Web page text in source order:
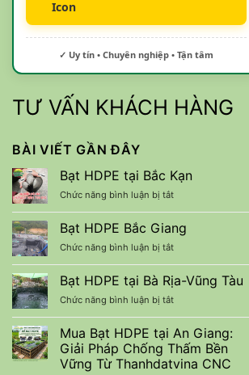
✓ Uy tín • Chuyên nghiệp • Tận tâm
TƯ VẤN KHÁCH HÀNG
BÀI VIẾT GẦN ĐÂY
Bạt HDPE tại Bắc Kạn
Chức năng bình luận bị tắtở
tại
Bắc
Kạn
Bạt HDPE Bắc Giang
Chức năng bình luận bị tắtở
HDPE
Bắc
Giang
Bạt HDPE tại Bà Rịa-Vũng Tàu
Chức năng bình luận bị tắtở
HDPE
tại
Bà
Rịa-
Mua Bạt HDPE tại An Giang:
Giải Pháp Chống Thấm Bền
Vững Từ Thanhdatvina CNC